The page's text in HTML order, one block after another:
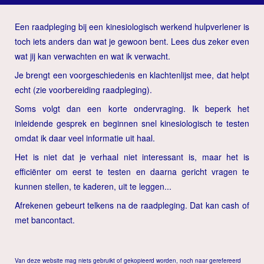
Een raadpleging bij een kinesiologisch werkend hulpverlener is
toch iets anders dan wat je gewoon bent. Lees dus zeker even
wat jij kan verwachten en wat ik verwacht.
Je brengt een voorgeschiedenis en klachtenlijst mee, dat helpt
echt (zie voorbereiding raadpleging).
Soms volgt dan een korte ondervraging. Ik beperk het
inleidende gesprek en beginnen snel kinesiologisch te testen
omdat ik daar veel informatie uit haal.
Het is niet dat je verhaal niet interessant is, maar het is
efficiënter om eerst te testen en daarna gericht vragen te
kunnen stellen, te kaderen, uit te leggen...
Afrekenen gebeurt telkens na de raadpleging. Dat kan cash of
met bancontact.
Van deze website mag niets gebruikt of gekopieerd worden, noch naar gerefereerd